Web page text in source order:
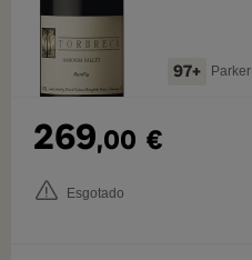
97+ Parker
269,00 €
Esgotado